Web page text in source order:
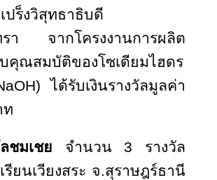
ปร็งวิสุทธาธิบดี
ทรา จากโครงงานการผลิต
คุณสมบัติของโซเดียมไฮดร
ได้รับเงินรางวัลมูลค่า
ท
ชมเชย จำนวน 3 รางวัล
รียนเวียงสระ จ.สุราษฎร์ธานี